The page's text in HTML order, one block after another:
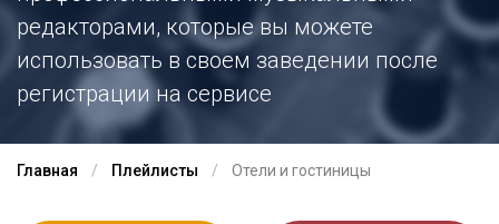
редакторами, которые вы можете
использовать в своем заведении после
регистрации на сервисе
Главная Плейлисты Отели и гостиницы